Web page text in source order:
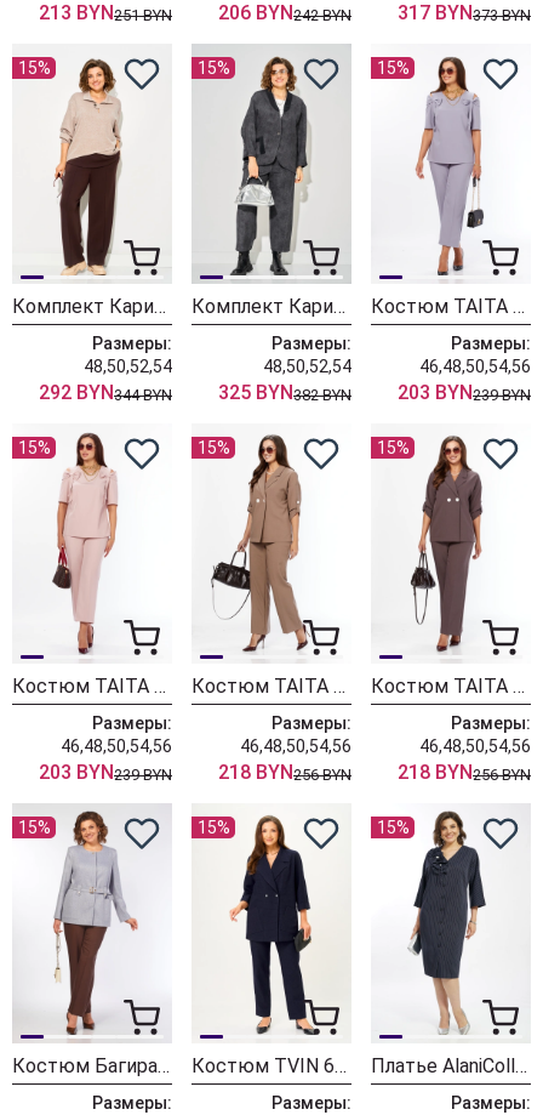
213 BYN251 BYN 206 BYN242 BYN 317 BYN373 BYN
15%
Комплект Карина Делюкс 1460 бежевый
Размеры:
48,50,52,54
292 BYN344 BYN
15%
Комплект Карина Делюкс 1451 антрацит
Размеры:
48,50,52,54
325 BYN382 BYN
15%
Костюм TAITA PLUS 2622/3 лаванда
Размеры:
46,48,50,54,56
203 BYN239 BYN
15%
Костюм TAITA PLUS 2622/2 пудра
Размеры:
46,48,50,54,56
203 BYN239 BYN
15%
Костюм TAITA PLUS 2329/26 капучинно
Размеры:
46,48,50,54,56
218 BYN256 BYN
15%
Костюм TAITA PLUS 2329/27 какао
Размеры:
46,48,50,54,56
218 BYN256 BYN
15%
Костюм БагираАнТа 1129 голубой + шоколад
Размеры:
15%
Костюм TVIN 6103 синий + клетка
Размеры:
15%
Платье AlaniCollection 2601 синий в полоску
Размеры: